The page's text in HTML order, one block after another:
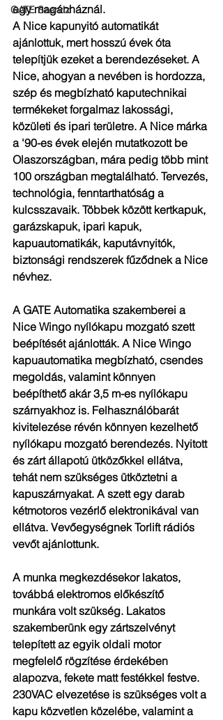
GATE Szerviz
egy magánháznál.
A Nice kapunyitó automatikát
ajánlottuk, mert hosszú évek óta
telepítjük ezeket a berendezéseket. A
Nice, ahogyan a nevében is hordozza,
szép és megbízható kaputechnikai
termékeket forgalmaz lakossági,
közületi és ipari területre. A Nice márka
a '90-es évek elején mutatkozott be
Olaszországban, mára pedig több mint
100 országban megtalálható. Tervezés,
technológia, fenntarthatóság a
kulcsszavaik. Többek között kertkapuk,
garázskapuk, ipari kapuk,
kapuautomatikák, kaputávnyitók,
biztonsági rendszerek fűződnek a Nice
névhez.
A GATE Automatika szakemberei a
Nice Wingo nyílókapu mozgató szett
beépítését ajánlották. A Nice Wingo
kapuautomatika megbízható, csendes
megoldás, valamint könnyen
beépíthető akár 3,5 m-es nyílókapu
szárnyakhoz is. Felhasználóbarát
kivitelezése révén könnyen kezelhető
nyílókapu mozgató berendezés. Nyitott
és zárt állapotú ütközőkkel ellátva,
tehát nem szükséges ütköztetni a
kapuszárnyakat. A szett egy darab
kétmotoros vezérlő elektronikával van
ellátva. Vevőegységnek Torlift rádiós
vevőt ajánlottunk.
A munka megkezdésekor lakatos,
továbbá elektromos előkészítő
munkára volt szükség. Lakatos
szakemberünk egy zártszelvényt
telepített az egyik oldali motor
megfelelő rögzítése érdekében
alapozva, fekete matt festékkel festve.
230VAC elvezetése is szükséges volt a
kapu közvetlen közelébe, valamint a